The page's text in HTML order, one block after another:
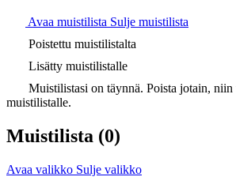
Avaa muistilista Sulje muistilista
Poistettu muistilistalta
Lisätty muistilistalle
Muistilistasi on täynnä. Poista jotain,
muistilistalle.
Muistilista (0)
Avaa valikko Sulje valikko